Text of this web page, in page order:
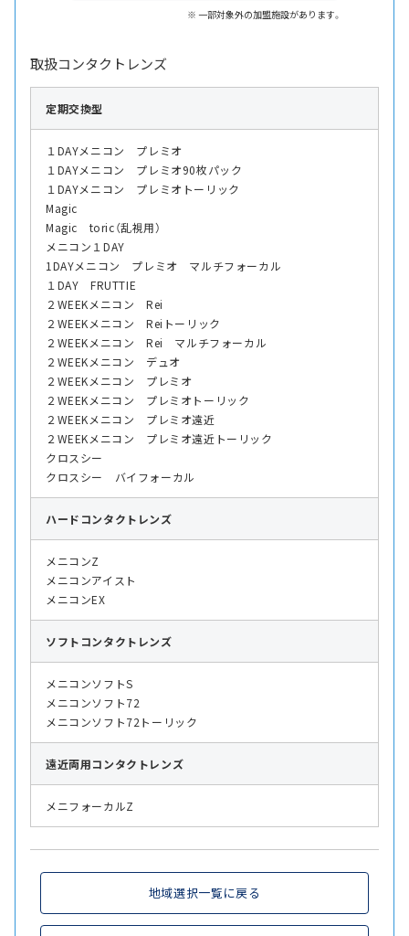
一部対象外の加盟施設があります。
取扱コンタクトレンズ
定期交換型
１DAYメニコン プレミオ
１DAYメニコン プレミオ90枚パック
１DAYメニコン プレミオトーリック
Magic
Magic toric（乱視用）
メニコン１DAY
1DAYメニコン プレミオ マルチフォーカル
１DAY FRUTTIE
２WEEKメニコン Rei
２WEEKメニコン Reiトーリック
２WEEKメニコン Rei マルチフォーカル
２WEEKメニコン デュオ
２WEEKメニコン プレミオ
２WEEKメニコン プレミオトーリック
２WEEKメニコン プレミオ遠近
２WEEKメニコン プレミオ遠近トーリック
クロスシー
クロスシー バイフォーカル
ハード コンタクトレンズ
メニコンZ
メニコンアイスト
メニコンEX
ソフト コンタクトレンズ
メニコンソフトS
メニコンソフト72
メニコンソフト72トーリック
遠近両用コンタクトレンズ
メニフォーカルZ
地域選択一覧に戻る